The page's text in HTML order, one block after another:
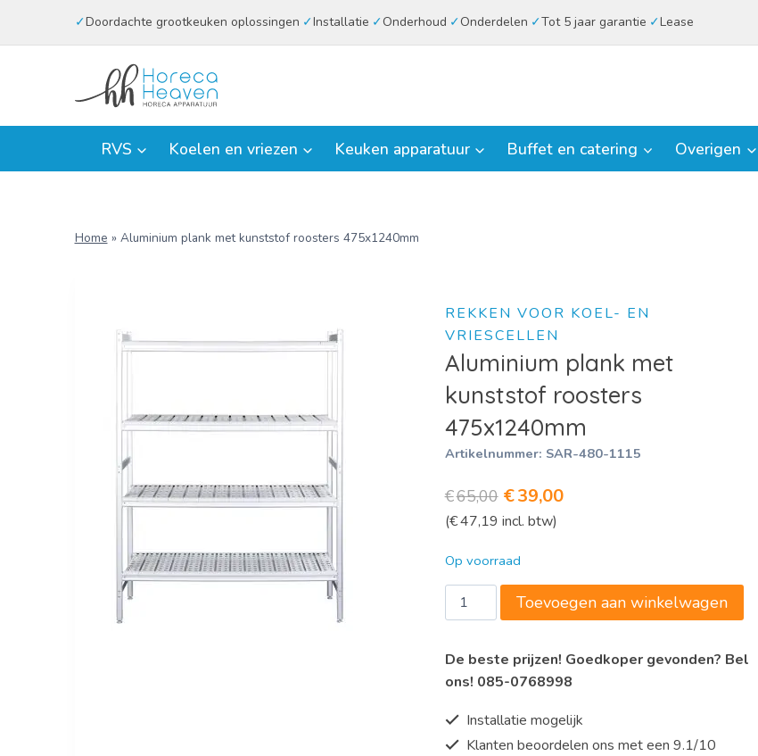
Doordachte grootkeuken oplossingen Installatie Onderhoud Onderdelen Tot 5 jaar garantie Lease
RVS Koelen en vriezen Keuken apparatuur Buffet en catering Overigen
Home » Aluminium plank met kunststof roosters 475x1240mm
REKKEN VOOR KOEL- EN
VRIESCELLEN
Aluminium plank met
kunststof roosters
475x1240mm
Artikelnummer: SAR-480-1115
€65,00 Oorspronkelijke
prijs
was:
€65,00.
€39,00Huidige
€39,00.
(€47,19 incl. btw)
Op voorraad
Aluminium
plank
kunststof
roosters
aantal
Toevoegen aan winkelwagen
De beste prijzen! Goedkoper gevonden? Bel
ons! 085-0768998
Installatie mogelijk
Klanten beoordelen ons met een 9.1/10